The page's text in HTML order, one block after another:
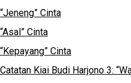
“Jeneng” Cinta
“Asal” Cinta
“Kepayang” Cinta
Catatan Kiai Budi Harjono 3: